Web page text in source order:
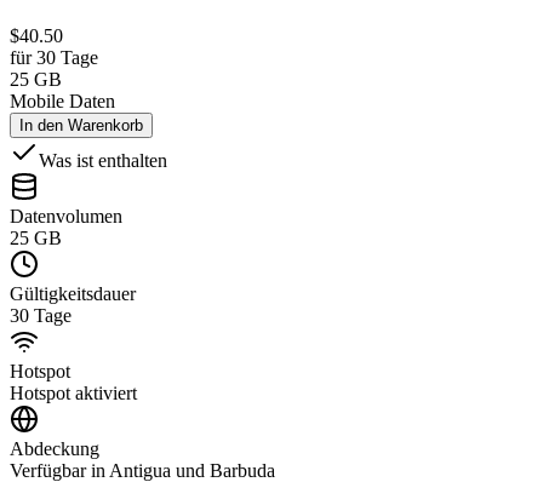
$40.50
für 30 Tage
25 GB
Mobile Daten
In den Warenkorb
Was ist enthalten
Datenvolumen
25 GB
Gültigkeitsdauer
30 Tage
Hotspot
Hotspot aktiviert
Abdeckung
Verfügbar in Antigua und Barbuda